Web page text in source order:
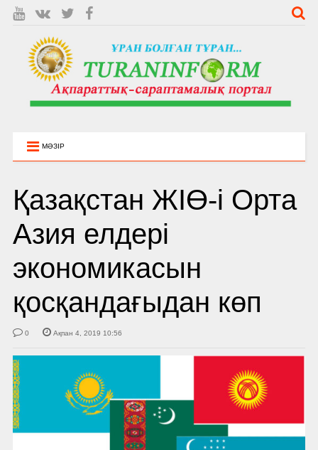
МӘЗІР
Қазақстан ЖІӨ­-і Орта
Азия елдері
экономикасын
қосқандағыдан көп
0 Ақпан 4, 2019 10:56